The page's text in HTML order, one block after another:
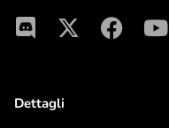
Dettagli